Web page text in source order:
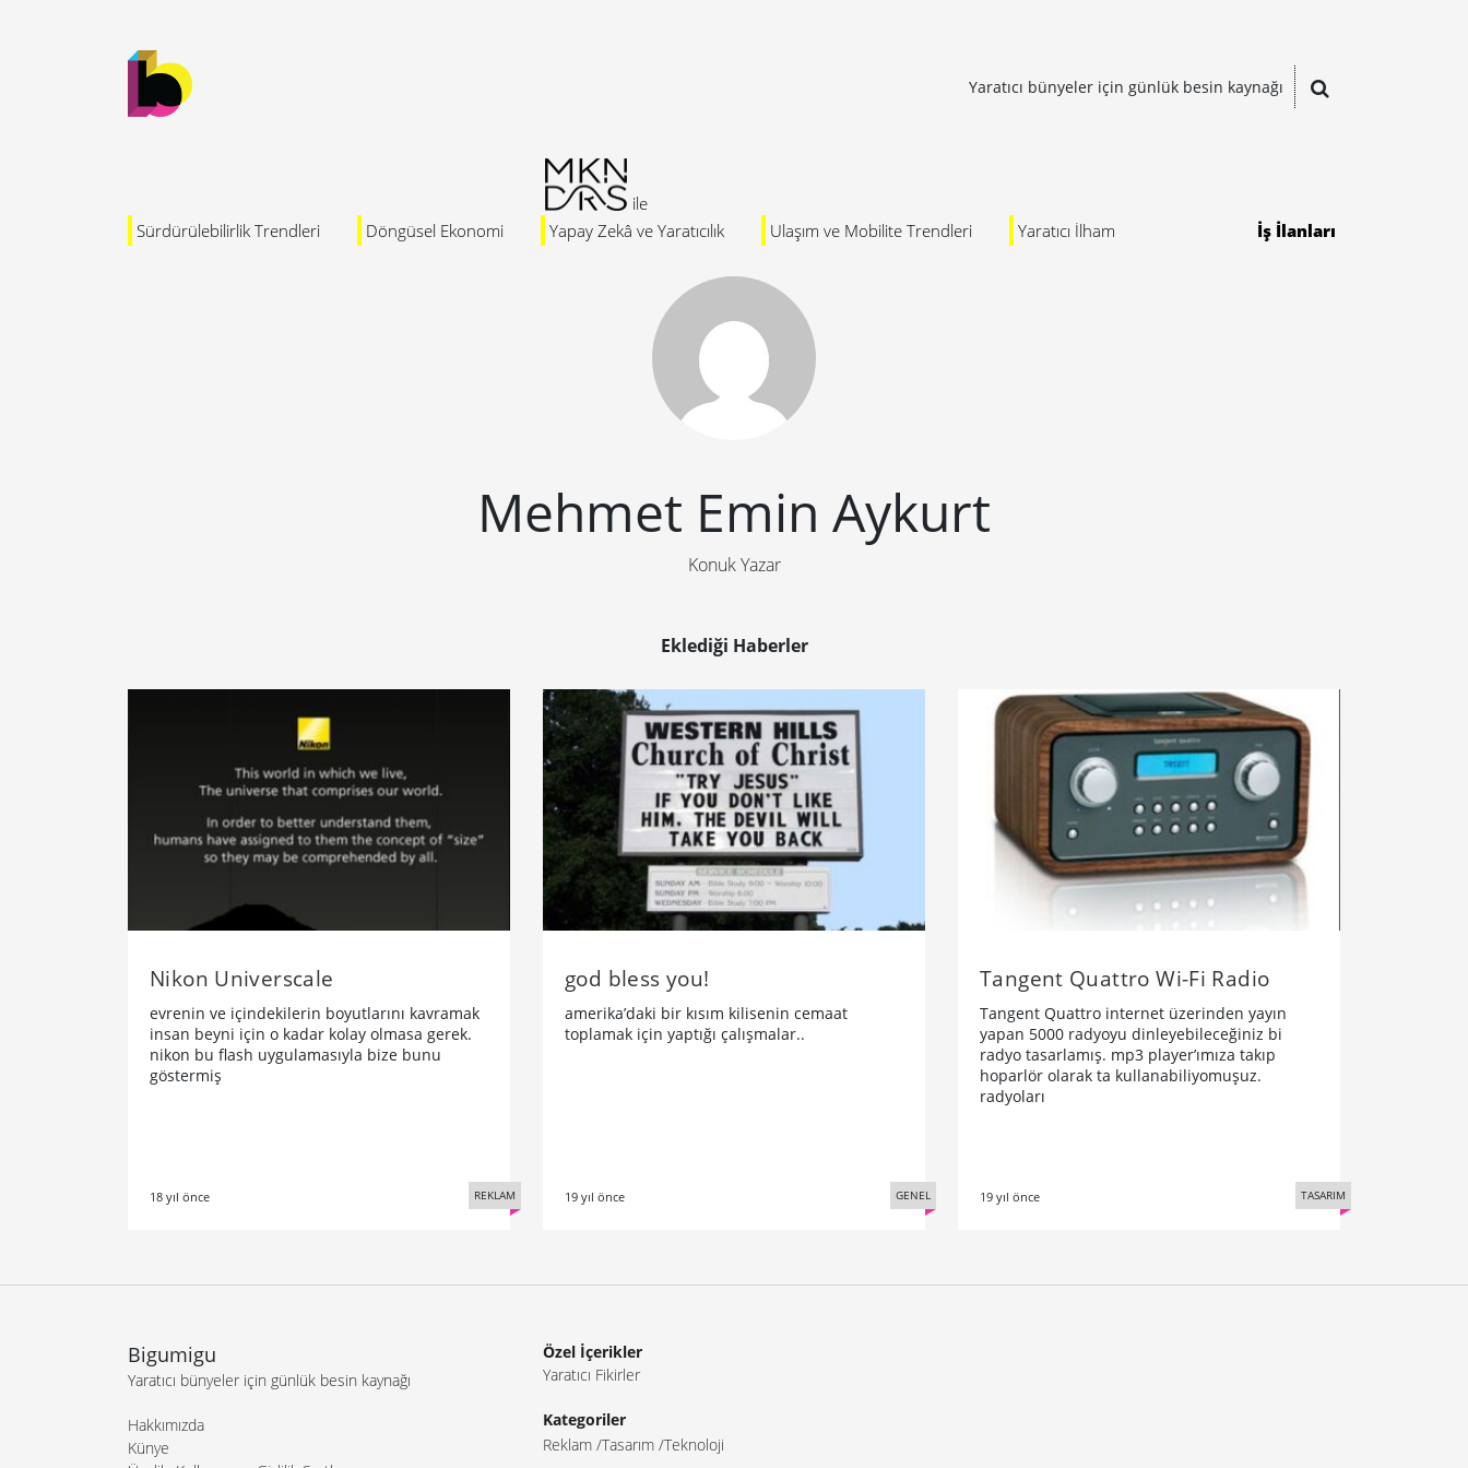
Yaratıcı bünyeler için günlük besin kaynağı
Sürdürülebilirlik Trendleri Döngüsel Ekonomi Yapay Zekâ ve Yaratıcılık Ulaşım ve Mobilite Trendleri Yaratıcı İlham İş İlanları
Mehmet Emin Aykurt
Konuk Yazar
Eklediği Haberler
Nikon Universcale
evrenin ve içindekilerin boyutlarını kavramak
insan beyni için o kadar kolay olmasa gerek.
nikon bu flash uygulamasıyla bize bunu
göstermiş
18 yıl önce REKLAM
god bless you!
amerika’daki bir kısım kilisenin cemaat
toplamak için yaptığı çalışmalar..
19 yıl önce GENEL
Tangent Quattro Wi-Fi Radio
Tangent Quattro internet üzerinden yayın
yapan 5000 radyoyu dinleyebileceğiniz bi
radyo tasarlamış. mp3 player’ımıza takıp
hoparlör olarak ta kullanabiliyomuşuz.
radyoları
19 yıl önce TASARIM
Bigumigu
Yaratıcı bünyeler için günlük besin kaynağı
Hakkımızda
Künye
Özel İçerikler
Yaratıcı Fikirler
Kategoriler
Reklam Tasarım Teknoloji